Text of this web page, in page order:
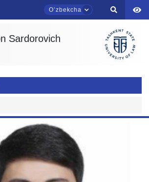
Oʼzbekcha
Sardorovich
chati
TDYU qabul murojaatlari
ushbu
— keyin shu mavzudagi aniq